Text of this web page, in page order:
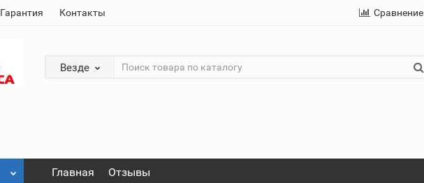
Гарантия Контакты Сравнение
Везде
Главная Отзывы